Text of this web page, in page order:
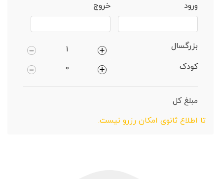
ورود
خروج
بزرگسال
کودک
مبلغ کل
تا اطلاع ثانوی امکان رزرو نیست.